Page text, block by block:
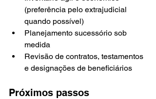
(preferência pelo extrajudicial
quando possível)
Planejamento sucessório sob
medida
Revisão de contratos, testamentos
e designações de beneficiários
Próximos passos